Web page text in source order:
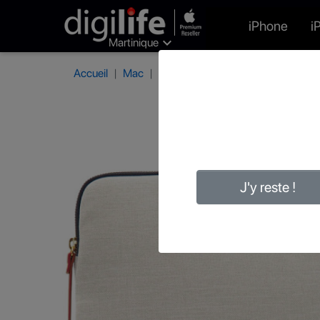
Martinique 
iPhone
Accueil Mac
J'y reste !